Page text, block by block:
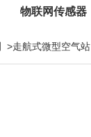
物联网传感器
>走航式微型空气站